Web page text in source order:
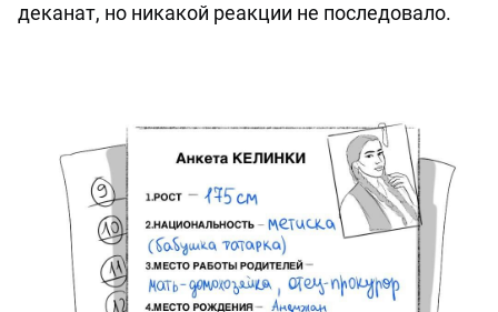
деканат, но никакой реакции не последовало.